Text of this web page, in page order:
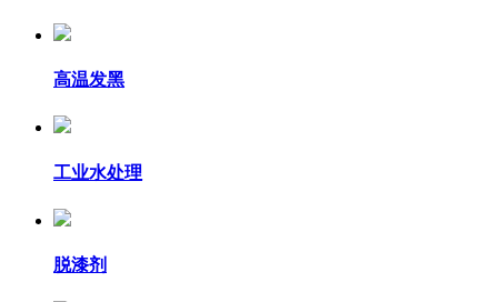
高温发黑
工业水处理
脱漆剂